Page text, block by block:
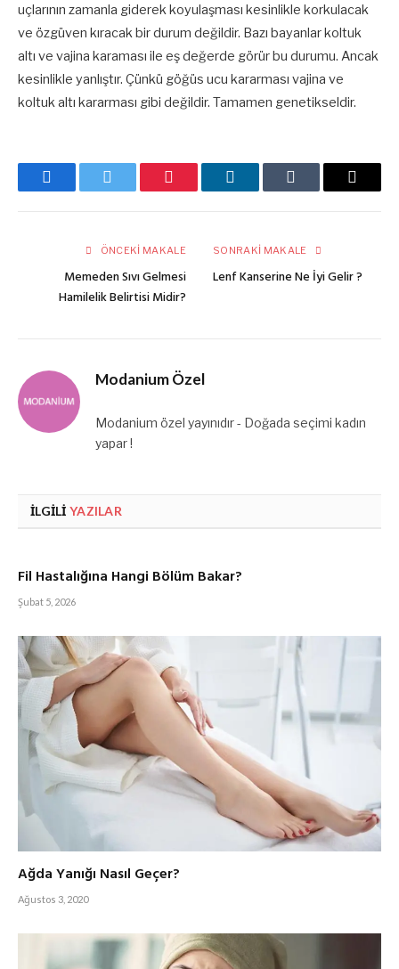
uçlarının zamanla giderek koyulaşması kesinlikle korkulacak
ve özgüven kıracak bir durum değildir. Bazı bayanlar koltuk
altı ve vajina karaması ile eş değerde görür bu durumu. Ancak
kesinlikle yanlıştır. Çünkü göğüs ucu kararması vajina ve
koltuk altı kararması gibi değildir. Tamamen genetikseldir.
FacebookTwitter Pinterest LinkedInTumblr
E-
ÖNCEKI MAKALE
Memeden Sıvı Gelmesi
Hamilelik Belirtisi Midir?
SONRAKI MAKALE
Lenf Kanserine Ne İyi Gelir ?
Modanium Özel
Modanium özel yayınıdır - Doğada seçimi kadın
yapar !
İLGILI YAZILAR
Fil Hastalığına Hangi Bölüm Bakar?
Şubat 5, 2026
Ağda Yanığı Nasıl Geçer?
Ağustos 3, 2020